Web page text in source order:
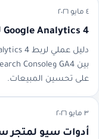
٤ مايو ٢٠٢٦
Google Analytics 4 لسلة: قياس أداء زوار متجرك
على تحسين المبيعات.
٣ مايو ٢٠٢٦
أدوات سيو لمتجر